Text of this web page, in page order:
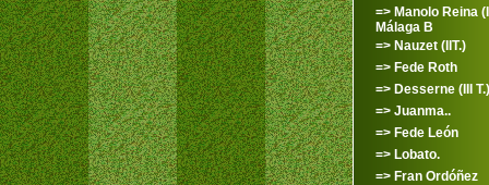
=> Manolo Reina
Málaga B
=> Nauzet (IIT.)
=> Fede Roth
=> Desserne (III T.)
=> Juanma..
=> Fede León
=> Lobato.
=> Fran Ordóñez